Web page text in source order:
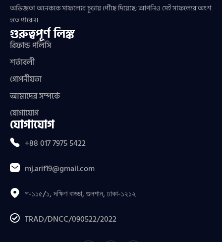
অভিজ্ঞতা অনেককে সাফল্যের চূড়ায় পৌঁছে দিয়েছে; আপনিও সেই সাফল্যের অংশ
হতে পারেন।
গুরুত্বপূর্ণ লিঙ্ক
রিফান্ড পলিসি
শর্তাবলী
গোপনীয়তা
আমাদের সম্পর্কে
যোগাযোগ
যোগাযোগ
+88 017 7975 5422
mj.arif19@gmail.com
প-১১৫/১, দক্ষিণ বাড্ডা, গুলশান, ঢাকা-১২১২
TRAD/DNCC/090522/2022